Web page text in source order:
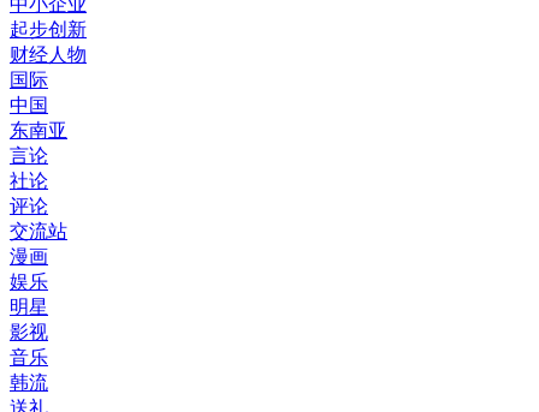
中小企业
起步创新
财经人物
国际
中国
东南亚
言论
社论
评论
交流站
漫画
娱乐
明星
影视
音乐
韩流
送礼